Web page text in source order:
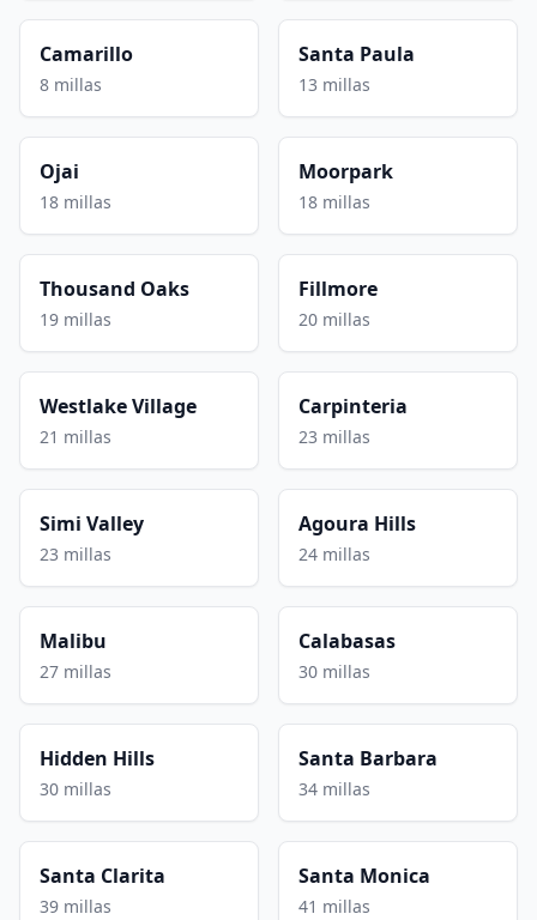
Camarillo
8 millas
Santa Paula
13 millas
Ojai
18 millas
Moorpark
18 millas
Thousand Oaks
19 millas
Fillmore
20 millas
Westlake Village
21 millas
Carpinteria
23 millas
Simi Valley
23 millas
Agoura Hills
24 millas
Malibu
27 millas
Calabasas
30 millas
Hidden Hills
30 millas
Santa Barbara
34 millas
Santa Clarita
39 millas
Santa Monica
41 millas